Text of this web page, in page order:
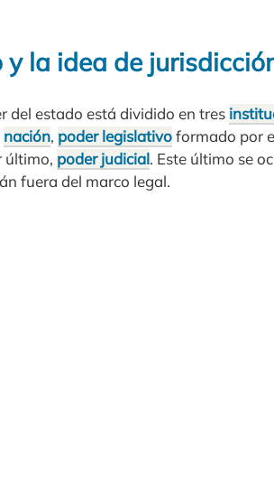
y la idea de
del estado está dividido en tres
nación, poder legislativoformado por
último, poder judicial. Este último se
fuera del marco legal.